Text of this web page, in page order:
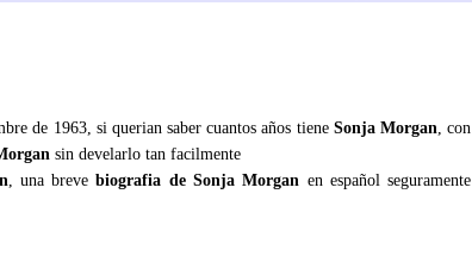
de 1963, si querian saber cuantos años tiene Sonja Morgan, con
sin develarlo tan facilmente
, una brevebiografia de Sonja Morgan en español seguramente